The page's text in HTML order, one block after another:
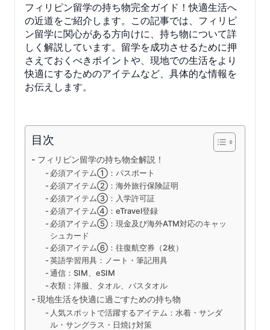
フィリピン留学の持ち物完全ガイド！快適生活へ
の近道をご紹介します。この記事では、フィリピ
ン留学に関心がある方向けに、持ち物について詳
しく解説しています。留学を成功させるために押
さえておくべきポイントや、現地での生活をより
快適にするためのアイテムなど、具体的な情報を
お伝えします。
目次
フィリピン留学の持ち物全解説！
必須アイテム①：パスポート
必須アイテム②：海外旅行保険証明
必須アイテム③：入学許可証
必須アイテム④：eTravel登録
必須アイテム⑤：現金及び海外ATM対応のキャッ
シュカード
必須アイテム⑥：往復航空券（2枚）
英語学習用具：ノート・筆記用具
通信：SIM、eSIM
衣類：洋服、タオル、バスタオル
現地生活を快適に過ごすための持ち物
人気スポットで活躍するアイテム：水着・サンダ
ル・サングラス・日焼け対策